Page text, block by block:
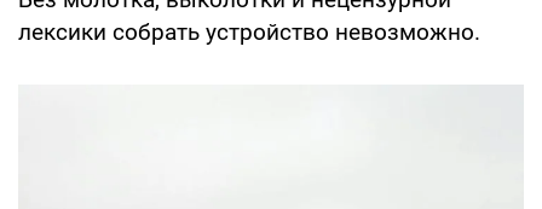
лексики собрать устройство невозможно.